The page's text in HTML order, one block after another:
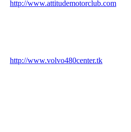
http://www.attitudemotorclub.com
http://www.volvo480center.tk